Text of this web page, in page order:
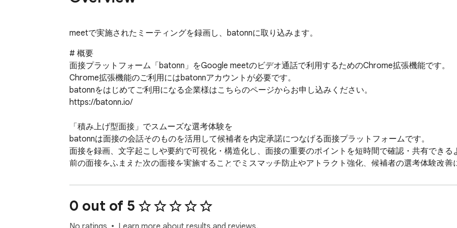
meetで実施されたミーティングを録画し、batonnに取り込みます。
# 概要
面接プラットフォーム「batonn」をGoogle meetのビデオ通話で利用するためのChrome拡張機能です。
Chrome拡張機能のご利用にはbatonnアカウントが必要です。
batonnをはじめてご利用になる企業様はこちらのページからお申し込みください。
https://batonn.io/
「積み上げ型面接」でスムーズな選考体験を
batonnは面接の会話そのものを活用して候補者を内定承諾につなげる面接プラットフォームです。
面接を録画、文字起こしや要約で可視化・構造化し、面接の重要のポイントを短時間で確認・共有できる
前の面接をふまえた次の面接を実施することでミスマッチ防止やアトラクト強化、候補者の選考体験改善
⭐️主な機能⭐️
現在ご利用中のbatonnに、Google meetのビデオ通話で実施した面接を連携できるようになります。
拡張機能をインストールすることでビデオ通話画面に表示されるボタンをクリックすることで自動的に連
0 out of 5